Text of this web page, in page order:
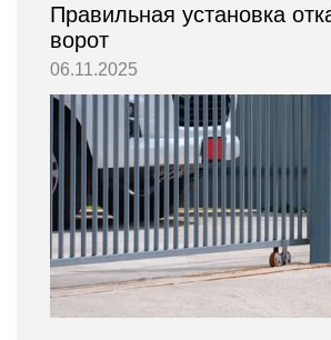
Правильная установка
ворот
06.11.2025